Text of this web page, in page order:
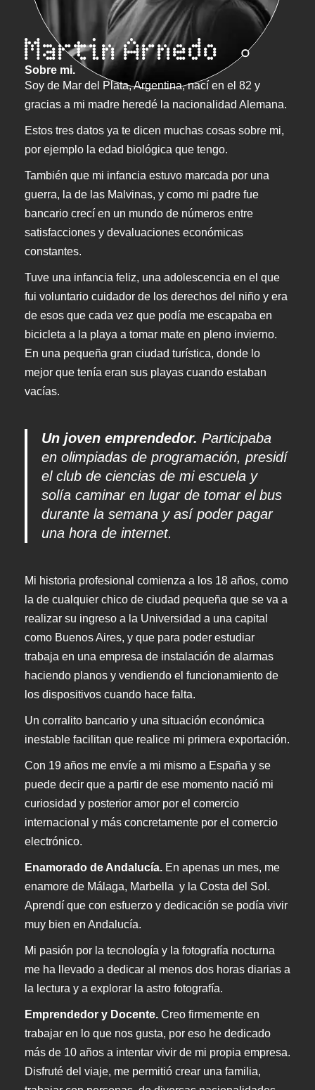
Martin Arnedo
Sobre mi.
Soy de Mar del Plata, Argentina, nací en el 82 y
gracias a mi madre heredé la nacionalidad Alemana.
Estos tres datos ya te dicen muchas cosas sobre mi,
por ejemplo la edad biológica que tengo.
También que mi infancia estuvo marcada por una
guerra, la de las Malvinas, y como mi padre fue
bancario crecí en un mundo de números entre
satisfacciones y devaluaciones económicas
constantes.
Tuve una infancia feliz, una adolescencia en el que
fui voluntario cuidador de los derechos del niño y era
de esos que cada vez que podía me escapaba en
bicicleta a la playa a tomar mate en pleno invierno.
En una pequeña gran ciudad turística, donde lo
mejor que tenía eran sus playas cuando estaban
vacías.
Un joven emprendedor. Participaba
en olimpiadas de programación, presidí
el club de ciencias de mi escuela y
solía caminar en lugar de tomar el bus
durante la semana y así poder pagar
una hora de internet.
Mi historia profesional comienza a los 18 años, como
la de cualquier chico de ciudad pequeña que se va a
realizar su ingreso a la Universidad a una capital
como Buenos Aires, y que para poder estudiar
trabaja en una empresa de instalación de alarmas
haciendo planos y vendiendo el funcionamiento de
los dispositivos cuando hace falta.
Un corralito bancario y una situación económica
inestable facilitan que realice mi primera exportación.
Con 19 años me envíe a mi mismo a España y se
puede decir que a partir de ese momento nació mi
curiosidad y posterior amor por el comercio
internacional y más concretamente por el comercio
electrónico.
Enamorado de Andalucía. En apenas un mes, me
enamore de Málaga, Marbella y la Costa del Sol.
Aprendí que con esfuerzo y dedicación se podía vivir
muy bien en Andalucía.
Mi pasión por la tecnología y la fotografía nocturna
me ha llevado a dedicar al menos dos horas diarias a
la lectura y a explorar la astro fotografía.
Emprendedor y Docente. Creo firmemente en
trabajar en lo que nos gusta, por eso he dedicado
más de 10 años a intentar vivir de mi propia empresa.
Disfruté del viaje, me permitió crear una familia,